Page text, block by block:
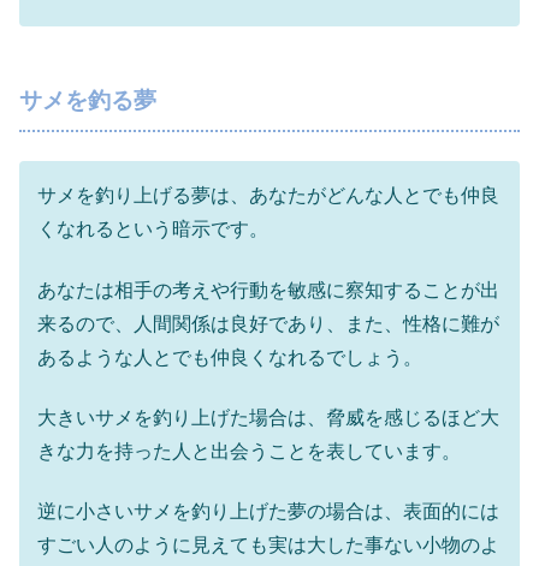
サメを釣る夢
サメを釣り上げる夢は、あなたがどんな人とでも仲良
くなれるという暗示です。
あなたは相手の考えや行動を敏感に察知することが出
来るので、人間関係は良好であり、また、性格に難が
あるような人とでも仲良くなれるでしょう。
大きいサメを釣り上げた場合は、脅威を感じるほど大
きな力を持った人と出会うことを表しています。
逆に小さいサメを釣り上げた夢の場合は、表面的には
すごい人のように見えても実は大した事ない小物のよ